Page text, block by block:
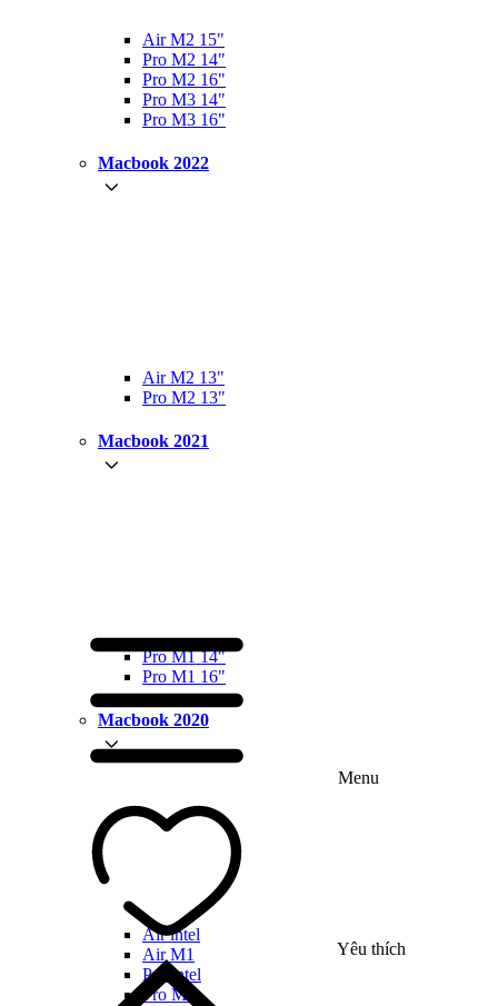
Air M2 15"
Pro M2 14"
Pro M2 16"
Pro M3 14"
Pro M3 16"
Macbook 2022
Air M2 13"
Pro M2 13"
Macbook 2021
Pro M1 14"
Pro M1 16"
Macbook 2020
Air intel
Air M1
Pro intel
Pro M1
Menu
Yêu thích